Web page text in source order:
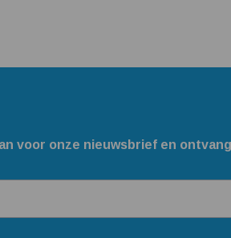
voor onze nieuwsbrief en